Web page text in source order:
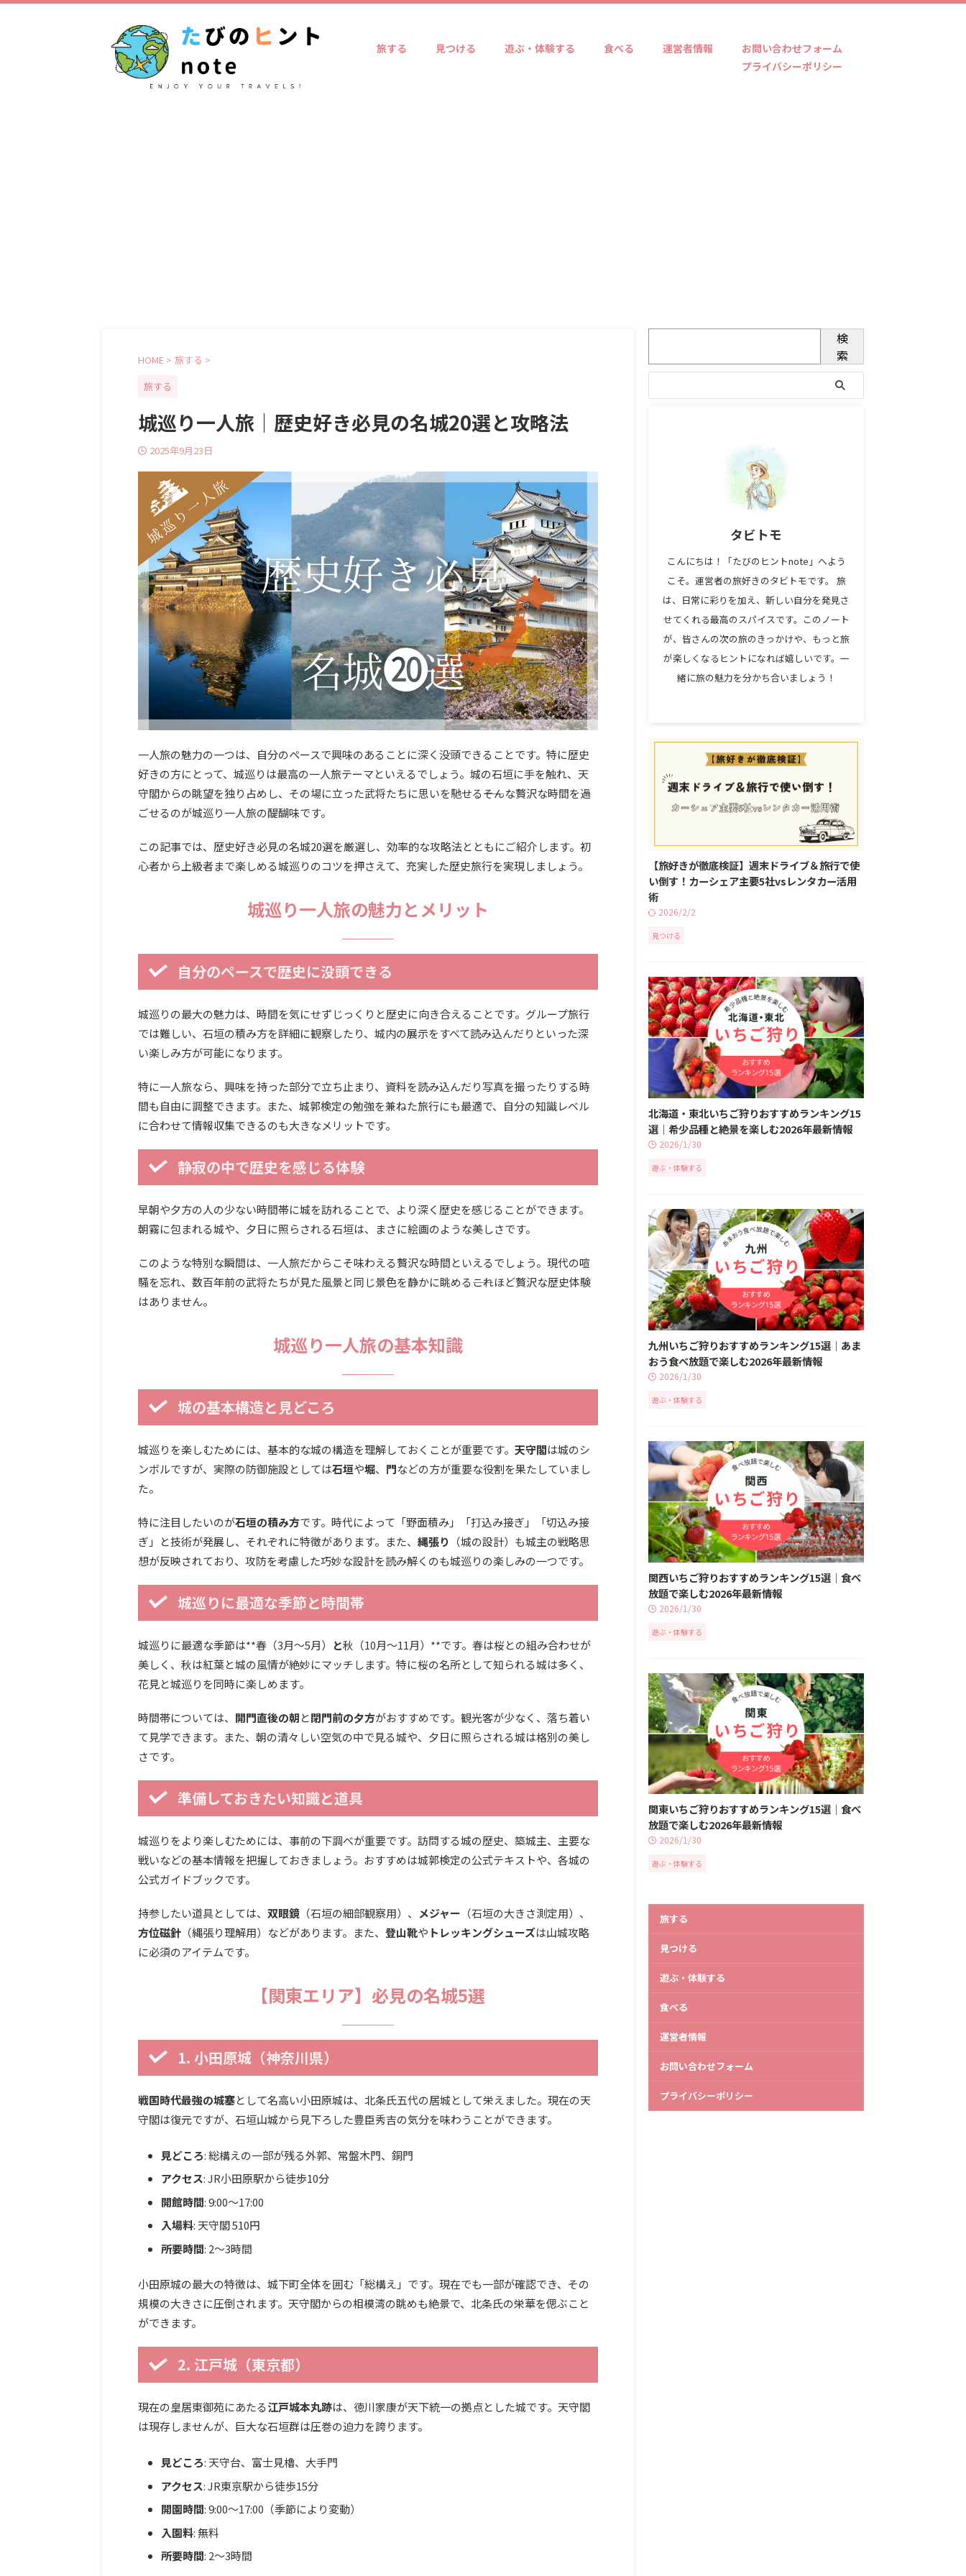
旅する 見つける 遊ぶ・体験する 食べる 運営者情報
お問い合わせフォーム
プライバシーポリシー
HOME > 旅する >
旅する
城巡り一人旅｜歴史好き必見の名城20選と攻略法
2025年9月23日
一人旅の魅力の一つは、自分のペースで興味のあることに深く没頭できることです。特に歴史
好きの方にとって、城巡りは最高の一人旅テーマといえるでしょう。城の石垣に手を触れ、天
守閣からの眺望を独り占めし、その場に立った武将たちに思いを馳せる――そんな贅沢な時間を過
ごせるのが城巡り一人旅の醍醐味です。
この記事では、歴史好き必見の名城20選を厳選し、効率的な攻略法とともにご紹介します。初
心者から上級者まで楽しめる城巡りのコツを押さえて、充実した歴史旅行を実現しましょう。
城巡り一人旅の魅力とメリット
自分のペースで歴史に没頭できる
城巡りの最大の魅力は、時間を気にせずじっくりと歴史に向き合えることです。グループ旅行
では難しい、石垣の積み方を詳細に観察したり、城内の展示をすべて読み込んだりといった深
い楽しみ方が可能になります。
特に一人旅なら、興味を持った部分で立ち止まり、資料を読み込んだり写真を撮ったりする時
間も自由に調整できます。また、城郭検定の勉強を兼ねた旅行にも最適で、自分の知識レベル
に合わせて情報収集できるのも大きなメリットです。
静寂の中で歴史を感じる体験
早朝や夕方の人の少ない時間帯に城を訪れることで、より深く歴史を感じることができます。
朝霧に包まれる城や、夕日に照らされる石垣は、まさに絵画のような美しさです。
このような特別な瞬間は、一人旅だからこそ味わえる贅沢な時間といえるでしょう。現代の喧
騒を忘れ、数百年前の武将たちが見た風景と同じ景色を静かに眺める――これほど贅沢な歴史体験
はありません。
城巡り一人旅の基本知識
城の基本構造と見どころ
城巡りを楽しむためには、基本的な城の構造を理解しておくことが重要です。 天守閣は城のシ
ンボルですが、実際の防御施設としては石垣や堀、 門などの方が重要な役割を果たしていまし
た。
特に注目したいのが石垣の積み方です。時代によって「野面積み」「打込み接ぎ」「切込み接
ぎ」と技術が発展し、それぞれに特徴があります。また、 縄張り
（城の設計）も城主の戦略思
想が反映されており、攻防を考慮した巧妙な設計を読み解くのも城巡りの楽しみの一つです。
城巡りに最適な季節と時間帯
城巡りに最適な季節は**春（3月〜5月） と秋（10月〜11月）**です。春は桜との組み合わせが
美しく、秋は紅葉と城の風情が絶妙にマッチします。特に桜の名所として知られる城は多く、
花見と城巡りを同時に楽しめます。
時間帯については、 開門直後の朝と閉門前の夕方がおすすめです。観光客が少なく、落ち着い
て見学できます。また、朝の清々しい空気の中で見る城や、夕日に照らされる城は格別の美し
さです。
準備しておきたい知識と道具
城巡りをより楽しむためには、事前の下調べが重要です。訪問する城の歴史、築城主、主要な
戦いなどの基本情報を把握しておきましょう。おすすめは城郭検定の公式テキストや、各城の
公式ガイドブックです。
持参したい道具としては、 双眼鏡 （石垣の細部観察用）、 メジャー （石垣の大きさ測定用）、
方位磁針 （縄張り理解用）などがあります。また、 登山靴や トレッキングシューズは山城攻略
に必須のアイテムです。
【関東エリア】必見の名城5選
1. 小田原城（神奈川県）
戦国時代最強の城塞として名高い小田原城は、北条氏五代の居城として栄えました。現在の天
守閣は復元ですが、石垣山城から見下ろした豊臣秀吉の気分を味わうことができます。
見どころ: 総構えの一部が残る外郭、常盤木門、銅門
アクセス: JR小田原駅から徒歩10分
開館時間: 9:00〜17:00
入場料: 天守閣 510円
所要時間: 2〜3時間
小田原城の最大の特徴は、城下町全体を囲む「総構え」です。現在でも一部が確認でき、その
規模の大きさに圧倒されます。天守閣からの相模湾の眺めも絶景で、北条氏の栄華を偲ぶこと
ができます。
2. 江戸城（東京都）
現在の皇居東御苑にあたる江戸城本丸跡は、徳川家康が天下統一の拠点とした城です。天守閣
は現存しませんが、巨大な石垣群は圧巻の迫力を誇ります。
見どころ: 天守台、富士見櫓、大手門
アクセス: JR東京駅から徒歩15分
開園時間: 9:00〜17:00（季節により変動）
入園料: 無料
所要時間: 2〜3時間
検
索
タビトモ
こんにちは！「たびのヒントnote」へよう
こそ。運営者の旅好きのタビトモです。 旅
は、日常に彩りを加え、新しい自分を発見さ
せてくれる最高のスパイスです。このノート
が、皆さんの次の旅のきっかけや、もっと旅
が楽しくなるヒントになれば嬉しいです。一
緒に旅の魅力を分かち合いましょう！
【旅好きが徹底検証】週末ドライブ＆旅行で使
い倒す！カーシェア主要5社vsレンタカー活用
術
2026/2/2
見つける
北海道・東北いちご狩りおすすめランキング15
選｜希少品種と絶景を楽しむ2026年最新情報
2026/1/30
遊ぶ・体験する
九州いちご狩りおすすめランキング15選｜あま
おう食べ放題で楽しむ2026年最新情報
2026/1/30
遊ぶ・体験する
関西いちご狩りおすすめランキング15選｜食べ
放題で楽しむ2026年最新情報
2026/1/30
遊ぶ・体験する
関東いちご狩りおすすめランキング15選｜食べ
放題で楽しむ2026年最新情報
2026/1/30
遊ぶ・体験する
旅する
見つける
遊ぶ・体験する
食べる
運営者情報
お問い合わせフォーム
プライバシーポリシー